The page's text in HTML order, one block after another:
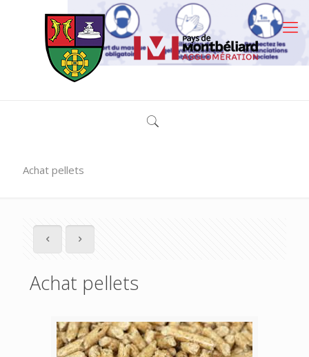
Achat pellets
Achat pellets